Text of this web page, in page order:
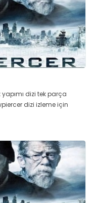
dizi tek parça
dizi izleme için